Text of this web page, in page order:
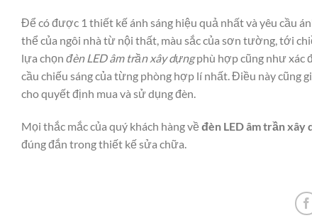
Để có được 1 thiết kế ánh sáng hiệu quả nhất và yêu cầu
thể của ngôi nhà từ nội thất, màu sắc của sơn tường, tới
lựa chọn đèn LED âm trần xây dựngphù hợp cũng như xác
cầu chiếu sáng của từng phòng hợp lí nhất. Điều này cũng
cho quyết định mua và sử dụng đèn.
Mọi thắc mắc của quý khách hàng về đèn LED âm trần xây
đúng đắn trong thiết kế sửa chữa.